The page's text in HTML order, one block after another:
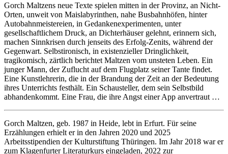
Gorch Maltzens neue Texte spielen mitten in der Provinz, an Nicht-
Orten, unweit von Maislabyrinthen, nahe Busbahnhöfen, hinter
Autobahnmeistereien, in Gedankenexperimenten, unter
gesellschaftlichem Druck, an Dichterhäuser gelehnt, erinnern sich,
machen Sinnkrisen durch jenseits des Erfolg-Zenits, während der
Gegenwart. Selbstironisch, in existenzieller Dringlichkeit,
tragikomisch, zärtlich berichtet Maltzen vom unsteten Leben. Ein
junger Mann, der Zuflucht auf dem Flugplatz seiner Tante findet.
Eine Kunstlehrerin, die in der Brandung der Zeit an der Bedeutung
ihres Unterrichts festhält. Ein Schausteller, dem sein Selbstbild
abhandenkommt. Eine Frau, die ihre Angst einer App anvertraut …
Gorch Maltzen, geb. 1987 in Heide, lebt in Erfurt. Für seine
Erzählungen erhielt er in den Jahren 2020 und 2025
Arbeitsstipendien der Kulturstiftung Thüringen. Im Jahr 2018 war er
zum Klagenfurter Literaturkurs eingeladen, 2022 zur